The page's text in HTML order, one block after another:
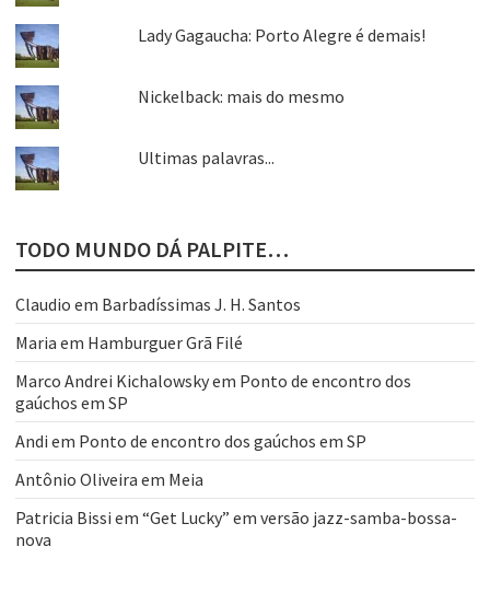
Lady Gagaucha: Porto Alegre é demais!
Nickelback: mais do mesmo
Ultimas palavras...
TODO MUNDO DÁ PALPITE…
Claudio em Barbadíssimas J. H. Santos
Maria em Hamburguer Grã Filé
Marco Andrei Kichalowskyem Ponto de encontro dos
gaúchos em SP
Andi em Ponto de encontro dos gaúchos em SP
Antônio Oliveira em Meia
Patricia Bissi em “Get Lucky” em versão jazz-samba-bossa-
nova